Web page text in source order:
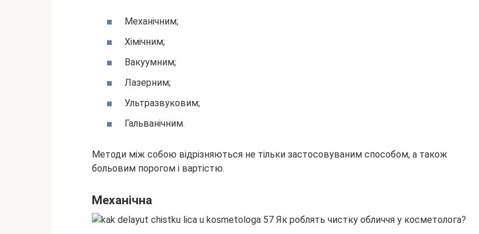
Механічним;
Хімічним;
Вакуумним;
Лазерним;
Ультразвуковим;
Гальванічним.
Методи між собою відрізняються не тільки застосовуваним способом, а також
больовим порогом і вартістю.
Механічна